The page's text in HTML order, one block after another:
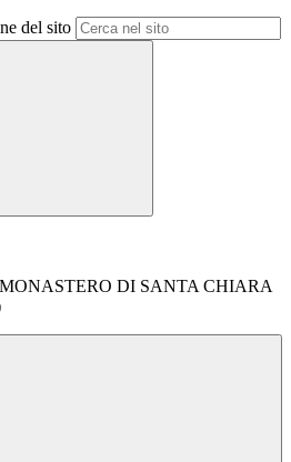
del sito
DI SANTA CHIARA